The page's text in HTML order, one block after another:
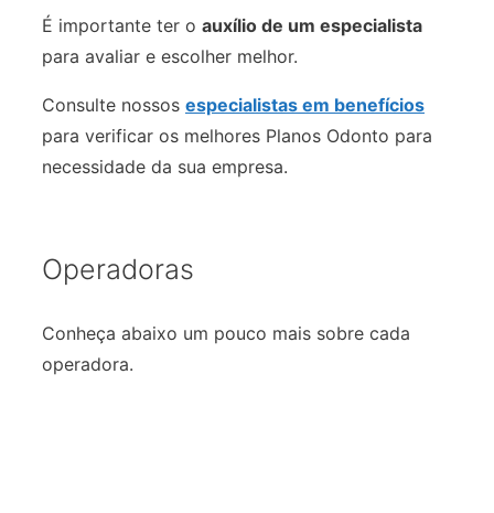
É importante ter o auxílio de um especialista
para avaliar e escolher melhor.
Consulte nossos especialistas em benefícios
para verificar os melhores Planos Odonto para
necessidade da sua empresa.
Operadoras
Conheça abaixo um pouco mais sobre cada
operadora.